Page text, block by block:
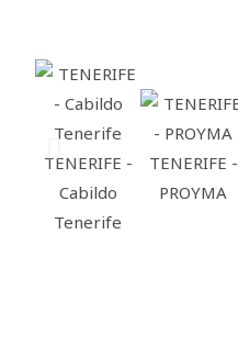
TENERIFE -
Cabildo
Tenerife
TENERIFE -
PROYMA